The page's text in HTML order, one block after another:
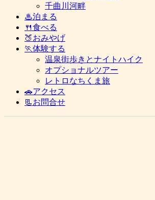
千曲川河畔
♨泊まる
🍴食べる
🍑おみやげ
🏃体験する
温泉街歩きとナイトハイク
オプショナルツアー
レトロなちくま旅
🚗アクセス
📃お問合せ